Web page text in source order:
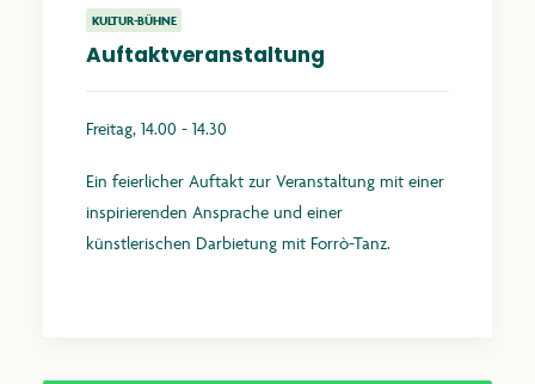
KULTUR-BÜHNE
Auftaktveranstaltung
Freitag, 14.00 - 14.30
Ein feierlicher Auftakt zur Veranstaltung mit einer
inspirierenden Ansprache und einer
künstlerischen Darbietung mit Forrò-Tanz.